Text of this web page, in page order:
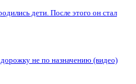
дети. После этого он стал
не по назначению (видео)